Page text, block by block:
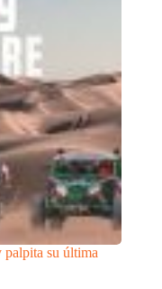
palpita su última